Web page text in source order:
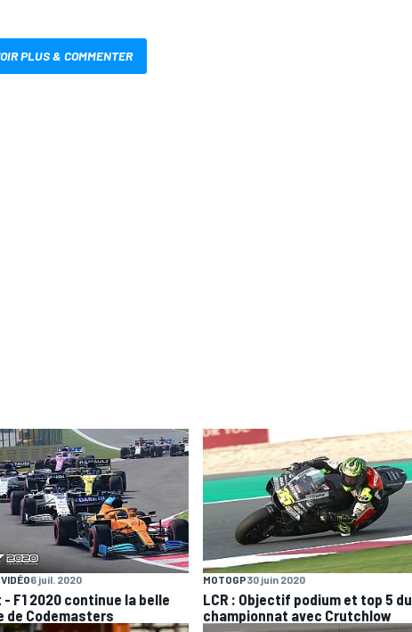
PLUS & COMMENTER
6 juil. 2020
- F1 2020 continue la belle
de Codemasters
MOTOGP30 juin 2020
LCR : Objectif podium et top 5 du
championnat avec Crutchlow